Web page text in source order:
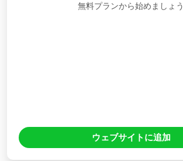
無料プランから始めましょう
ウェブサイトに追加